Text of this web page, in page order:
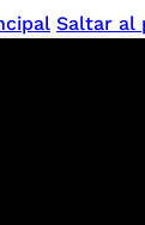
Saltar al